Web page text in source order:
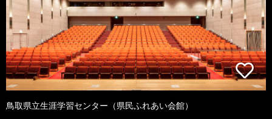
鳥取県立生涯学習センター（県民ふれあい会館）